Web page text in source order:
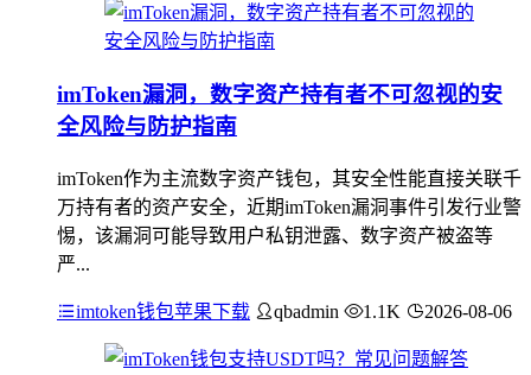
imToken漏洞，数字资产持有者不可忽视的安
全风险与防护指南
imToken作为主流数字资产钱包，其安全性能直接关联千
万持有者的资产安全，近期imToken漏洞事件引发行业警
惕，该漏洞可能导致用户私钥泄露、数字资产被盗等
严...
imtoken钱包苹果下载 qbadmin 1.1K 2026-08-06